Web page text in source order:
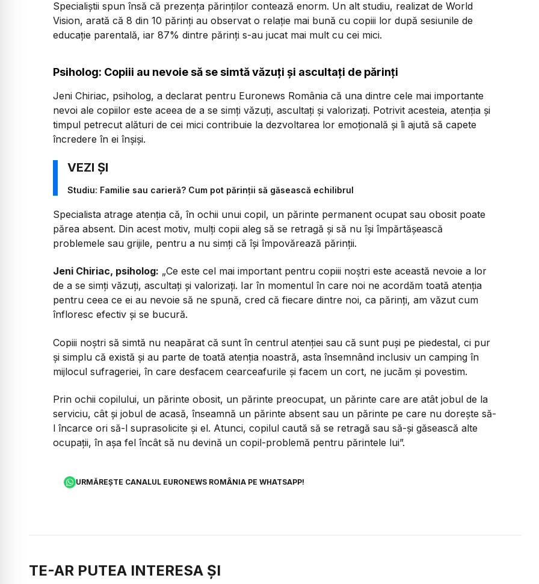
Specialiștii spun însă că prezența părinților contează enorm. Un alt studiu, realizat de World
Vision, arată că 8 din 10 părinți au observat o relație mai bună cu copiii lor după sesiunile de
educație parentală, iar 87% dintre părinți s-au jucat mai mult cu cei mici.
Psiholog: Copiii au nevoie să se simtă văzuți și ascultați de părinți
Jeni Chiriac, psiholog, a declarat pentru Euronews România că una dintre cele mai importante
nevoi ale copiilor este aceea de a se simți văzuți, ascultați și valorizați. Potrivit acesteia, atenția și
timpul petrecut alături de cei mici contribuie la dezvoltarea lor emoțională și îi ajută să capete
încredere în ei înșiși.
Studiu: Familie sau carieră? Cum pot părinții să găsească echilibrul
Specialista atrage atenția că, în ochii unui copil, un părinte permanent ocupat sau obosit poate
părea absent. Din acest motiv, mulți copii aleg să se retragă și să nu își împărtășească
problemele sau grijile, pentru a nu simți că își împovărează părinții.
Jeni Chiriac, psiholog: „Ce este cel mai important pentru copiii noștri este această nevoie a lor
de a se simți văzuți, ascultați și valorizați. Iar în momentul în care noi ne acordăm toată atenția
pentru ceea ce ei au nevoie să ne spună, cred că fiecare dintre noi, ca părinți, am văzut cum
înfloresc efectiv și se bucură.
Copiii noștri să simtă nu neapărat că sunt în centrul atenției sau că sunt puși pe piedestal, ci pur
și simplu că există și au parte de toată atenția noastră, asta însemnând inclusiv un camping în
mijlocul sufrageriei, în care desfacem cearceafurile și facem un cort, ne jucăm și povestim.
Prin ochii copilului, un părinte obosit, un părinte preocupat, un părinte care are atât jobul de la
serviciu, cât și jobul de acasă, înseamnă un părinte absent sau un părinte pe care nu dorește să-
l încarce ori să-l suprasolicite și el. Atunci, copilul caută să se retragă sau să-și găsească alte
ocupații, în așa fel încât să nu devină un copil-problemă pentru părintele lui”.
URMĂREȘTE CANALUL EURONEWS ROMÂNIA PE WHATSAPP!
TE-AR PUTEA INTERESA ȘI